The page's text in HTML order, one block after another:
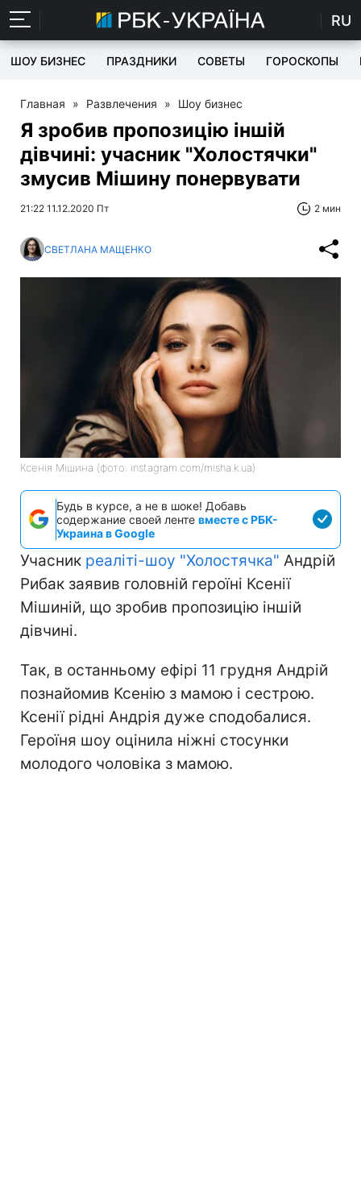
RU
ШОУ БИЗНЕС ПРАЗДНИКИ СОВЕТЫ ГОРОСКОПЫ
Главная » Развлечения » Шоу бизнес
Я зробив пропозицію іншій
дівчині: учасник "Холостячки"
змусив Мішину понервувати
21:22 11.12.2020 Пт 2 мин
СВЕТЛАНА МАЩЕНКО
Ксенія Мішина (фото: instagram.com/misha.k.ua)
Будь в курсе, а не в шоке! Добавь
содержание своей ленте вместе с РБК-
Украина в Google
Учасник реаліті-шоу "Холостячка" Андрій
Рибак заявив головній героїні Ксенії
Мішиній, що зробив пропозицію іншій
дівчині.
Так, в останньому ефірі 11 грудня Андрій
познайомив Ксенію з мамою і сестрою.
Ксенії рідні Андрія дуже сподобалися.
Героїня шоу оцінила ніжні стосунки
молодого чоловіка з мамою.